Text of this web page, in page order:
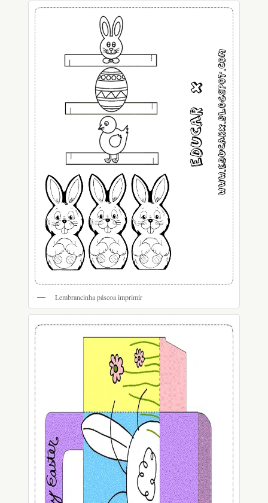
Lembrancinha páscoa imprimir